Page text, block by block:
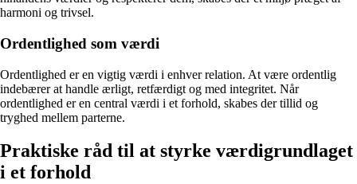
harmoni og trivsel.
Ordentlighed som værdi
Ordentlighed er en vigtig værdi i enhver relation. At være ordentlig
indebærer at handle ærligt, retfærdigt og med integritet. Når
ordentlighed er en central værdi i et forhold, skabes der tillid og
tryghed mellem parterne.
Praktiske råd til at styrke værdigrundlaget
i et forhold